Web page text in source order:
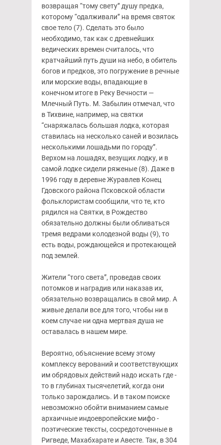
возвращая “тому свету” душу предка,
которому “одалживали” на время святок
свое тело (7). Сделать это было
необходимо, так как с древнейших
ведических времен считалось, что
кратчайший путь души на небо, в обитель
богов и предков, это погружение в речные
или морские воды, впадающие в
конечном итоге в Реку Вечности —
Млечный Путь. М. Забылин отмечал, что
в Тихвине, например, на святки
“снаряжалась большая лодка, которая
ставилась на несколько саней и возилась
несколькими лошадьми по городу”.
Верхом на лошадях, везущих лодку, и в
самой лодке сидели ряженые (8). Даже в
1996 году в деревне Журавлев Конец
Гдовского района Псковской области
фольклористам сообщили, что те, кто
рядился на Святки, в Рождество
обязательно должны были обливаться
тремя ведрами колодезной воды (9), то
есть воды, рождающейся и протекающей
под землей.
Жители “того света”, проведав своих
потомков и наградив или наказав их,
обязательно возвращались в свой мир. А
живые делали все для того, чтобы ни в
коем случае ни одна мертвая душа не
оставалась в нашем мире.
Вероятно, объяснение всему этому
комплексу верований и соответствующих
им обрядовых действий надо искать где -
то в глубинах тысячелетий, когда они
только зарождались. И в таком поиске
невозможно обойти вниманием самые
архаичные индоевропейские мифо -
поэтические тексты, сосредоточенные в
Ригведе, Махабхарате и Авесте. Так, в 304